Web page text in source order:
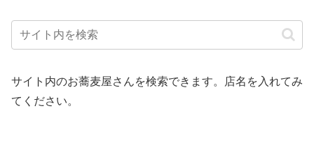
サイト内のお蕎麦屋さんを検索できます。店名を入れてみ
てください。